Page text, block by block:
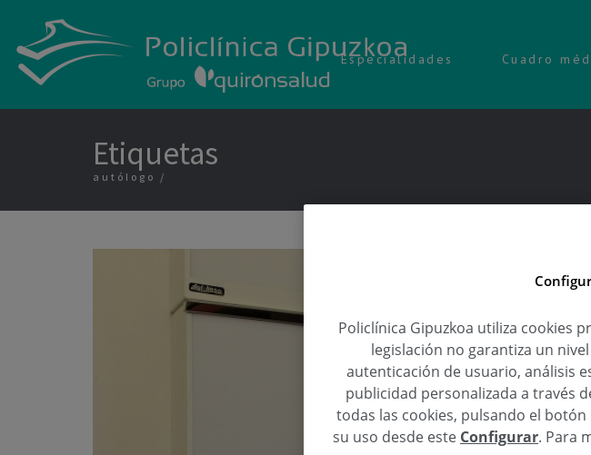
Especialidades Cuadro
Etiquetas
autólogo
Policlínica Gipuzkoa utiliza cookies
legislación no garantiza un
autenticación de usuario, análisis
publicidad personalizada a través
todas las cookies, pulsando el botón
su uso desde este Configurar. Para